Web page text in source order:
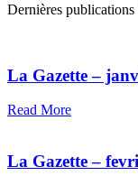
Dernières publications
La Gazette –
Read More
La Gazette –